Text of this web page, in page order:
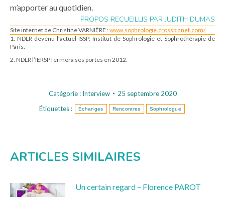
m’apporter au quotidien.
PROPOS RECUEILLIS PAR JUDITH DUMAS
Site internet de Christine VARNIÈRE :www.sophrologie.crossplanet.com/
1. NDLR devenu l’actuel ISSP, Institut de Sophrologie et Sophrothérapie de
Paris.
2. NDLR l’IERSP fermera ses portes en 2012.
Catégorie : Interview
25 septembre 2020
Étiquettes :
Échanges Rencontres Sophrologue
ARTICLES SIMILAIRES
Un certain regard – Florence PAROT